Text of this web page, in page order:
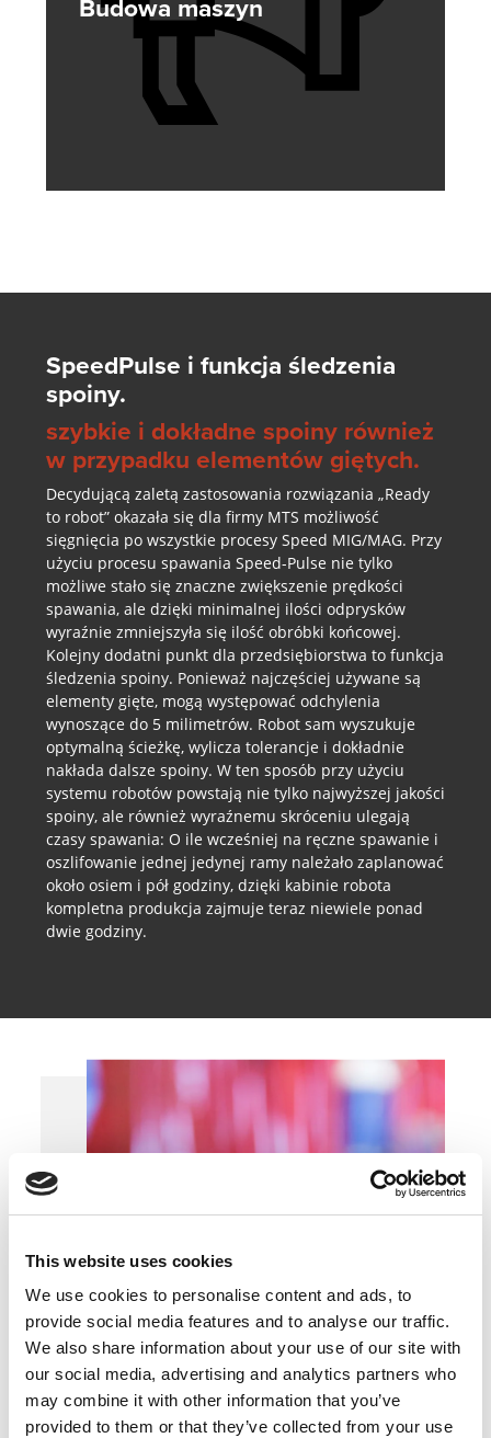
This website uses cookies
We use cookies to personalise content and ads, to
provide social media features and to analyse our traffic.
We also share information about your use of our site with
our social media, advertising and analytics partners who
may combine it with other information that you’ve
provided to them or that they’ve collected from your use
Budowa maszyn
SpeedPulse i funkcja śledzenia
spoiny.
szybkie i dokładne spoiny również
w przypadku elementów giętych.
Decydującą zaletą zastosowania rozwiązania „Ready
to robot” okazała się dla firmy MTS możliwość
sięgnięcia po wszystkie procesy Speed MIG/MAG. Przy
użyciu procesu spawania Speed-Pulse nie tylko
możliwe stało się znaczne zwiększenie prędkości
spawania, ale dzięki minimalnej ilości odprysków
wyraźnie zmniejszyła się ilość obróbki końcowej.
Kolejny dodatni punkt dla przedsiębiorstwa to funkcja
śledzenia spoiny. Ponieważ najczęściej używane są
elementy gięte, mogą występować odchylenia
wynoszące do 5 milimetrów. Robot sam wyszukuje
optymalną ścieżkę, wylicza tolerancje i dokładnie
nakłada dalsze spoiny. W ten sposób przy użyciu
systemu robotów powstają nie tylko najwyższej jakości
spoiny, ale również wyraźnemu skróceniu ulegają
czasy spawania: O ile wcześniej na ręczne spawanie i
oszlifowanie jednej jedynej ramy należało zaplanować
około osiem i pół godziny, dzięki kabinie robota
kompletna produkcja zajmuje teraz niewiele ponad
dwie godziny.